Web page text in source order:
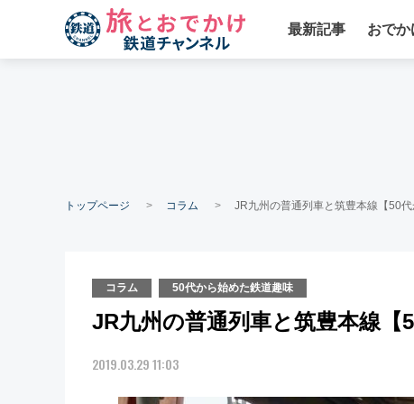
最新記事 おでか
トップページ コラム JR九州の普通列車と筑豊本線【50
コラム 50代から始めた鉄道趣味
JR九州の普通列車と筑豊本線
2019.03.29 11:03